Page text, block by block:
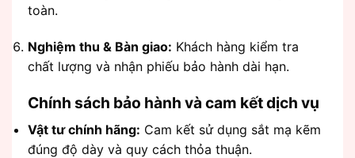
toàn.
Nghiệm thu & Bàn giao: Khách hàng kiểm tra
chất lượng và nhận phiếu bảo hành dài hạn.
Chính sách bảo hành và cam kết dịch vụ
Vật tư chính hãng: Cam kết sử dụng sắt mạ kẽm
đúng độ dày và quy cách thỏa thuận.